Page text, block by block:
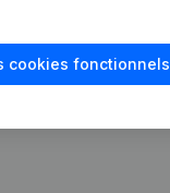
cookies fonctionnels